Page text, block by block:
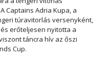
Captains Adria Kupa, a
túravitorlás versenyként,
erőteljesen nyitotta a
táncra hív az őszi
Cup.